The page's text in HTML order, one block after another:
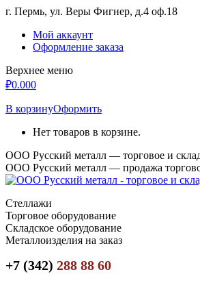
Перейти
содержанию
г. Пермь, ул. Веры Фигнер, д.4 оф.18
Мой аккаунт
Оформление заказа
Верхнее меню
₽0.000
В корзинуОформить
Нет товаров в корзине.
ООО Русский металл — торговое и
ООО Русский металл — продажа
Стеллажи
Торговое оборудование
Складское оборудование
Металлоизделия на заказ
+7 (342) 288 88 60